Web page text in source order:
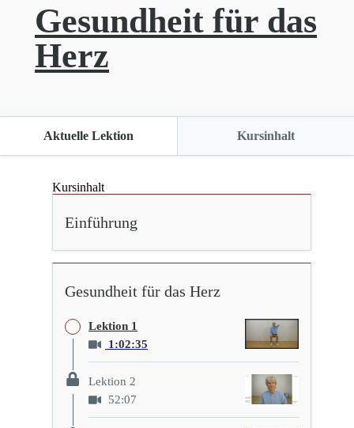
Gesundheit für das
Herz
Aktuelle Lektion Kursinhalt
Kursinhalt
Einführung
Gesundheit für das Herz
Lektion 1
1:02:35
Lektion 2
52:07